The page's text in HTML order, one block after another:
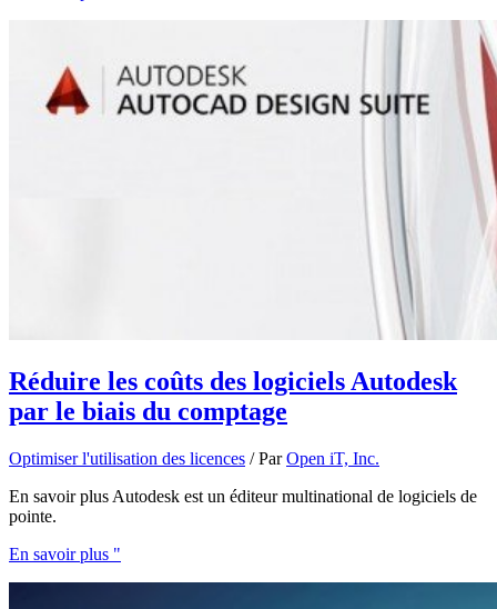
Réduire les coûts des logiciels Autodesk
par le biais du comptage
Optimiser l'utilisation des licences / ParOpen iT, Inc.
En savoir plus Autodesk est un éditeur multinational de logiciels de
pointe.
En savoir plus "